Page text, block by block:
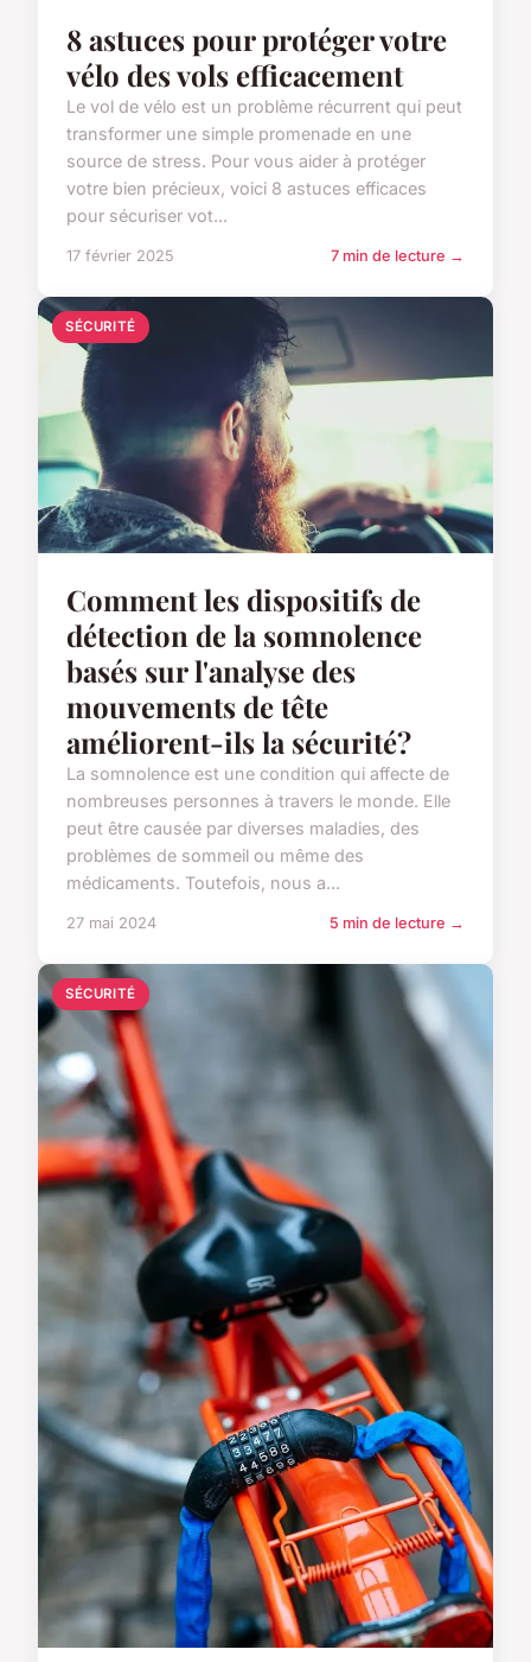
8 astuces pour protéger votre
vélo des vols efficacement
Le vol de vélo est un problème récurrent qui peut
transformer une simple promenade en une
source de stress. Pour vous aider à protéger
votre bien précieux, voici 8 astuces efficaces
pour sécuriser vot...
17 février 2025 7 min de lecture →
SÉCURITÉ
Comment les dispositifs de
détection de la somnolence
basés sur l'analyse des
mouvements de tête
améliorent-ils la sécurité?
La somnolence est une condition qui affecte de
nombreuses personnes à travers le monde. Elle
peut être causée par diverses maladies, des
problèmes de sommeil ou même des
médicaments. Toutefois, nous a...
27 mai 2024 5 min de lecture →
SÉCURITÉ